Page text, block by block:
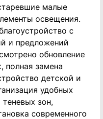
малые
освещения.
с
и предложений
обновление
полная замена
детской и
удобных
зон,
современного